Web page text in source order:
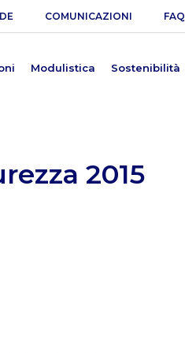
COMUNICAZIONI FAQ
Modulistica Sostenibilità
2015